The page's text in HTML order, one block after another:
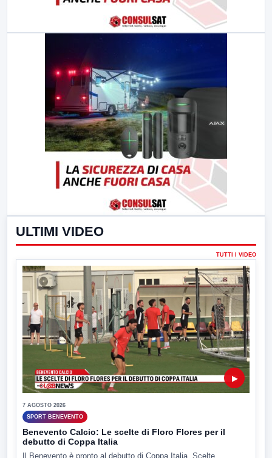
ULTIMI VIDEO
TUTTI I VIDEO
▶
7 AGOSTO 2026
SPORT BENEVENTO
Benevento Calcio: Le scelte di Floro Flores per il
debutto di Coppa Italia
Il Benevento è pronto al debutto di Coppa Italia. Scelte...